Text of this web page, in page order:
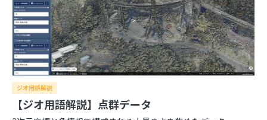
日本の住所の課題を識者が語る「うわっ…日本の
住所表記、ヤバすぎ？解決策をダラダラ語る会」
イベントレポート
日本の住所は“うまく整備されているほう”!? 大
事なのは「地域の多様性」
【ジオ用語解説】ベクトルタイル
ジオ用語解説
【ジオ用語解説】点群データ